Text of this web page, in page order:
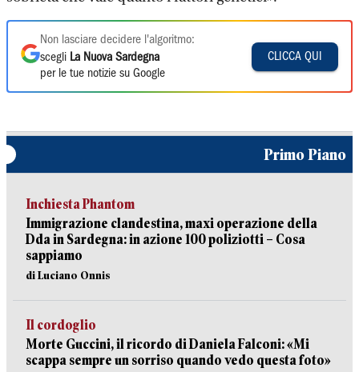
Non lasciare decidere l'algoritmo:
scegli La Nuova Sardegna
per le tue notizie su Google
CLICCA QUI
Primo Piano
Inchiesta Phantom
Immigrazione clandestina, maxi operazione della
Dda in Sardegna: in azione 100 poliziotti – Cosa
sappiamo
di Luciano Onnis
Il cordoglio
Morte Guccini, il ricordo di Daniela Falconi: «Mi
scappa sempre un sorriso quando vedo questa foto»